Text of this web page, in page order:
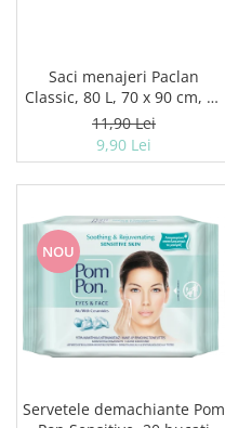
Oja si lac de unghii
Accesorii manichiura & pedichiura
Scutece adulti
Seturi cadou
Saci menajeri Paclan
Classic, 80 L, 70 x 90 cm, 20
buc
11,90 Lei
9,90 Lei
NOU
Servetele demachiante Pom